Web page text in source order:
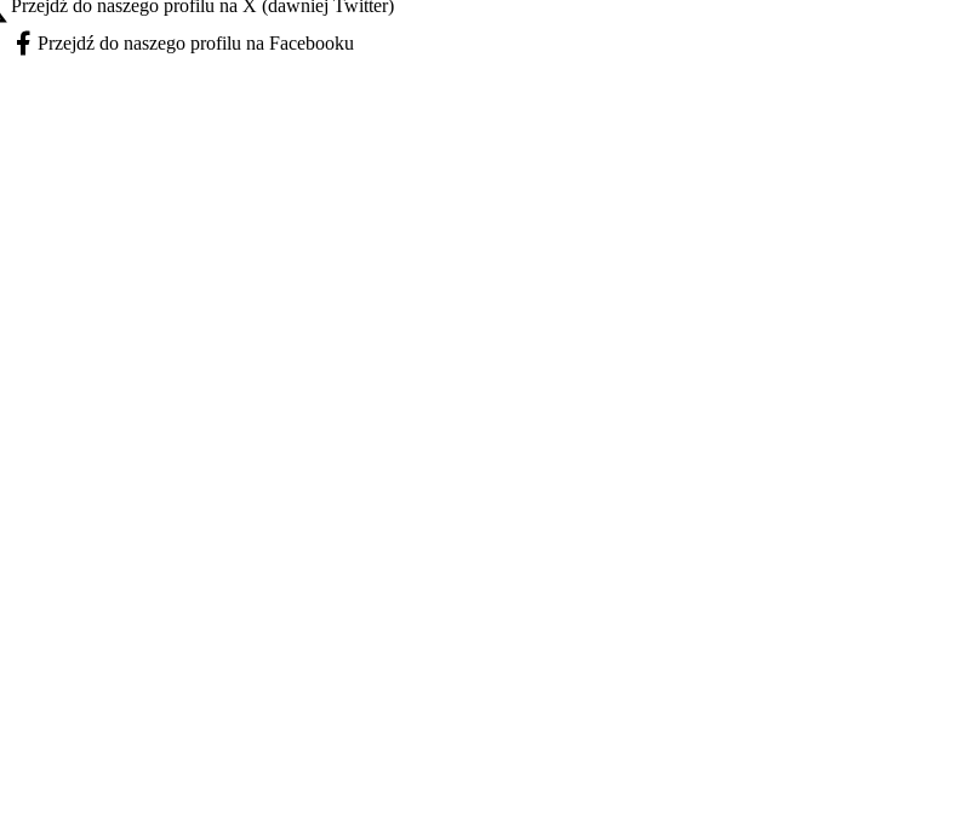
się w nowej karcie
Przejdź do naszego profilu na X (dawniej Twitter)
Facebook - otwiera się w nowej karcie
Przejdź do naszego profilu na Facebooku